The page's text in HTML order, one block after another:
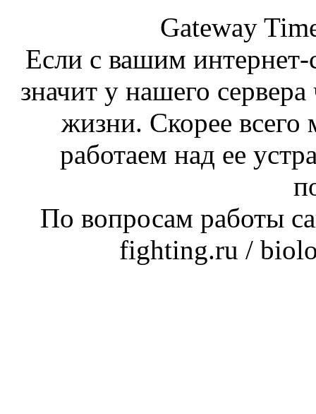
Gateway
Если с вашим интернет-
значит у нашего
жизни. Скорее
работаем над ее
По вопросам работы
fighting.ru /